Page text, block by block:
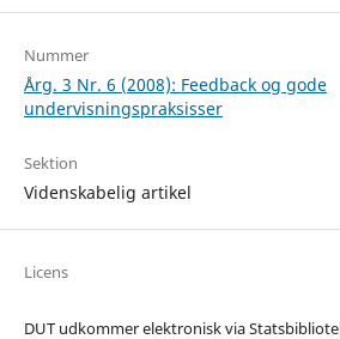
Nummer
Årg. 3 Nr. 6 (2008): Feedback og gode
undervisningspraksisser
Sektion
Videnskabelig artikel
Licens
DUT udkommer elektronisk via